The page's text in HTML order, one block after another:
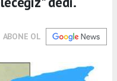
ABONE OL